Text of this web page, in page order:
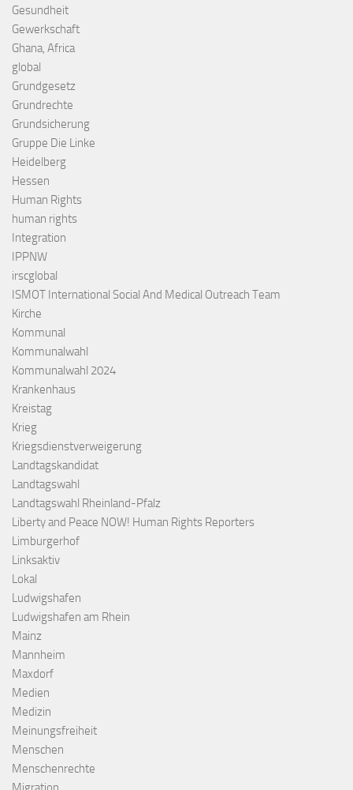
Gesundheit
Gewerkschaft
Ghana, Africa
global
Grundgesetz
Grundrechte
Grundsicherung
Gruppe Die Linke
Heidelberg
Hessen
Human Rights
human rights
Integration
IPPNW
irscglobal
ISMOT International Social And Medical Outreach Team
Kirche
Kommunal
Kommunalwahl
Kommunalwahl 2024
Krankenhaus
Kreistag
Krieg
Kriegsdienstverweigerung
Landtagskandidat
Landtagswahl
Landtagswahl Rheinland-Pfalz
Liberty and Peace NOW! Human Rights Reporters
Limburgerhof
Linksaktiv
Lokal
Ludwigshafen
Ludwigshafen am Rhein
Mainz
Mannheim
Maxdorf
Medien
Medizin
Meinungsfreiheit
Menschen
Menschenrechte